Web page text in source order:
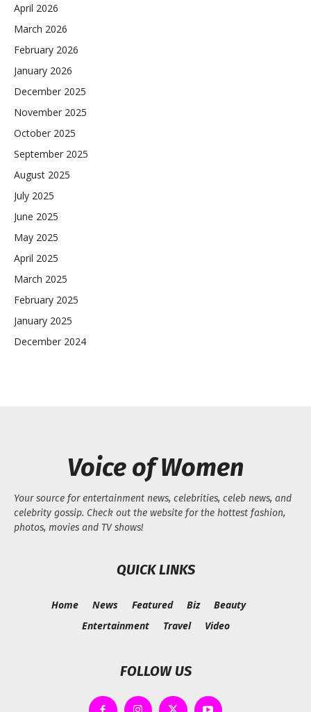
April 2026
March 2026
February 2026
January 2026
December 2025
November 2025
October 2025
September 2025
August 2025
July 2025
June 2025
May 2025
April 2025
March 2025
February 2025
January 2025
December 2024
Voice of Women
Your source for entertainment news, celebrities, celeb news, and
celebrity gossip. Check out the website for the hottest fashion,
photos, movies and TV shows!
QUICK LINKS
Home News Featured Biz
Beauty
Entertainment
Travel Video
FOLLOW US